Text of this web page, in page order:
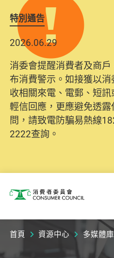
特別通告
2026.06.29
消委會提醒消費者及商
布消費警示。如接獲以
收相關來電、電郵、短
輕信回應，更應避免透
問，請致電防騙易熱線
2222查詢。
消費者委員會
首頁 資源中心 多媒體庫